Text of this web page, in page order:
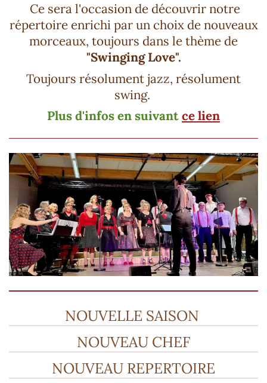
Ce sera l'occasion de découvrir notre
répertoire enrichi par un choix de nouveaux
morceaux, toujours dans le thème de
"Swinging Love".
Toujours résolument jazz, résolument
swing.
Plus d'infos en suivantce lien
NOUVELLE SAISON
NOUVEAU CHEF
NOUVEAU REPERTOIRE